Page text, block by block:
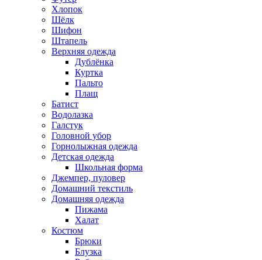
Хлопок
Шёлк
Шифон
Штапель
Верхняя одежда
Дублёнка
Куртка
Пальто
Плащ
Батист
Водолазка
Галстук
Головной убор
Горнолыжная одежда
Детская одежда
Школьная форма
Джемпер, пуловер
Домашний текстиль
Домашняя одежда
Пижама
Халат
Костюм
Брюки
Блузка